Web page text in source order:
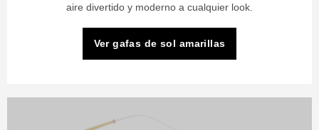
aire divertido y moderno a cualquier look.
Ver gafas de sol amarillas